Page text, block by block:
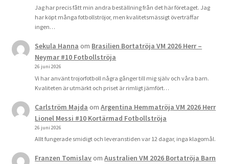
Jag har precis fått min andra beställning från det här företaget. Jag
har köpt många fotbollströjor, men kvalitetsmässigt överträffar
ingen…
Sekula Hanna om Brasilien Bortatröja VM 2026 Herr –
Neymar #10 Fotbollströja
26 juni 2026
Vi har använt trojorfotboll några gånger till mig själv och våra barn.
Kvaliteten är utmärkt och priset är rimligt jämfört…
Carlström Majda omArgentina Hemmatröja VM 2026 Herr
Lionel Messi #10 Kortärmad Fotbollströja
26 juni 2026
Allt fungerade smidigt och leveranstiden var 12 dagar, inga klagomål.
Franzen TomislavomAustralien VM 2026 Bortatröja Barn